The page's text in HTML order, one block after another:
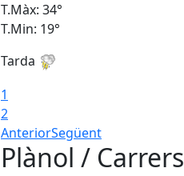
T.Màx: 34°
T.Min: 19°
Tarda
1
2
AnteriorSegüent
Plànol / Carrers